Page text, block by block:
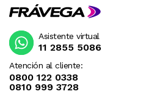
Atención al cliente:
0800 122 0338
0810 999 3728
Asistente virtual
11 2855 5086